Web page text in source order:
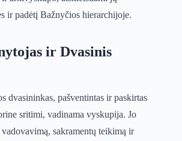
ir padėtį Bažnyčios hierarchijoje.
ir Dvasinis
dvasininkas, pašventintas ir paskirtas
sritimi, vadinama vyskupija. Jo
sakramentų teikimą ir